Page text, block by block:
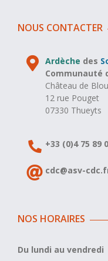
NOUS CONTACTER
Ardèche des
Communauté
Château de Blou
12 rue Pouget
07330 Thueyts
+33 (0)4 75 89
cdc@asv-
NOS HORAIRES
Du lundi au vendredi